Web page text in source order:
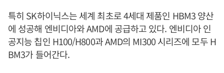
특히 SK하이닉스는 세계 최초로 4세대 제품인 HBM3 양산
에 성공해 엔비디아와 AMD에 공급하고 있다. 엔비디아 인
공지능 칩인 H100/H800과 AMD의 MI300 시리즈에 모두 H
BM3가 들어간다.